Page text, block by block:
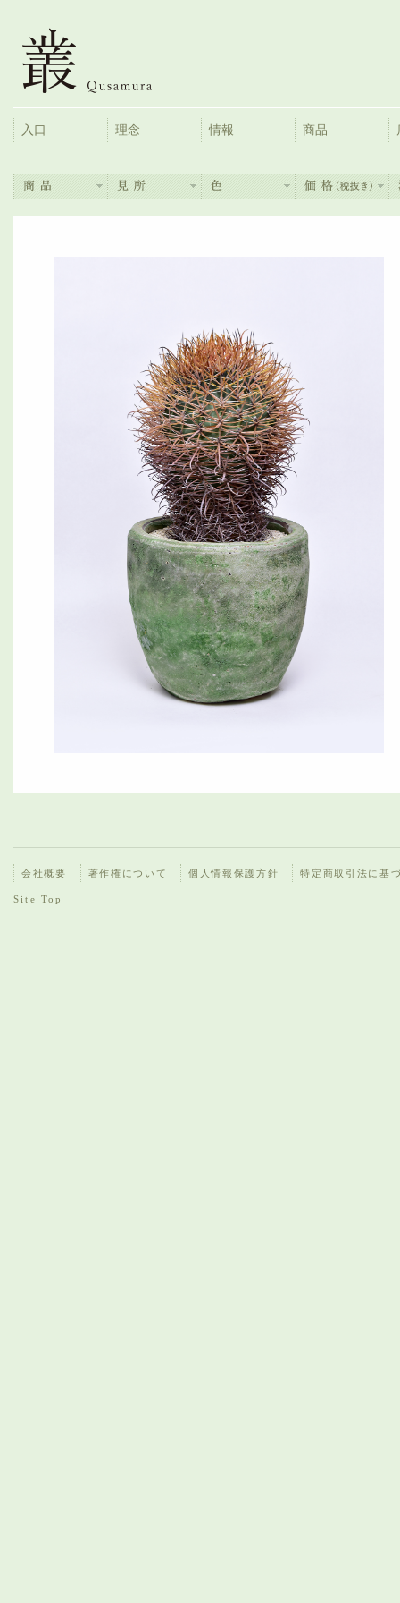
入口 理念 情報 商品
会社概要 著作権について 個人情報保護方針 特定商取引法に基
Site Top